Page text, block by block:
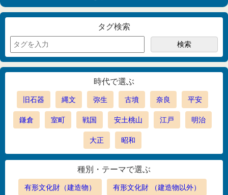
タグ検索
時代で選ぶ
旧石器 縄文 弥生 古墳 奈良 平安
鎌倉 室町 戦国 安土桃山 江戸 明治
大正 昭和
種別・テーマで選ぶ
有形文化財（建造物） 有形文化財 （建造物以外）